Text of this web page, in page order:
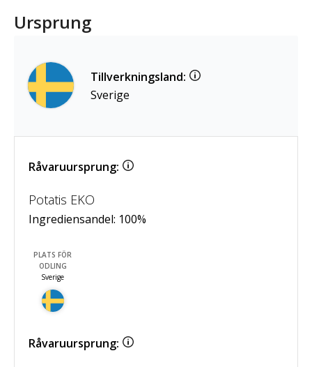
Ursprung
Tillverkningsland:
Sverige
Råvaruursprung:
Potatis EKO
Ingrediensandel: 100%
PLATS FÖR
ODLING
Sverige
Råvaruursprung: